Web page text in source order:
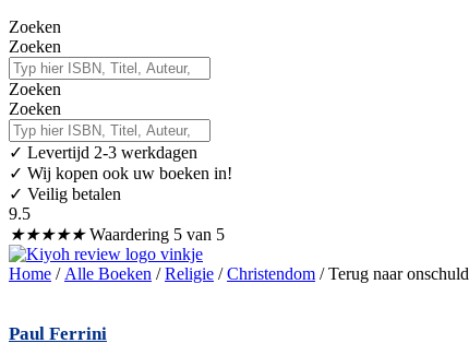
Zoeken
Zoeken
Zoeken
Zoeken
✓ Levertijd 2-3 werkdagen
✓ Wij kopen ook uw boeken in!
✓ Veilig betalen
9.5
★★★★★ Waardering 5 van 5
Home / Alle Boeken /Religie /Christendom / Terug naar onschuld
Paul Ferrini